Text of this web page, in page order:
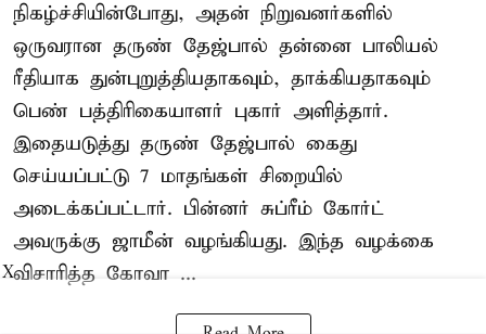
நிகழ்ச்சியின்போது, அதன் நிறுவனர்களில்
ஒருவரான தருண் தேஜ்பால் தன்னை பாலியல்
ரீதியாக துன்புறுத்தியதாகவும், தாக்கியதாகவும்
பெண் பத்திரிகையாளர் புகார் அளித்தார்.
இதையடுத்து தருண் தேஜ்பால் கைது
செய்யப்பட்டு 7 மாதங்கள் சிறையில்
அடைக்கப்பட்டார். பின்னர் சுப்ரீம் கோர்ட்
அவருக்கு ஜாமீன் வழங்கியது. இந்த வழக்கை
விசாரித்த கோவா ...
X